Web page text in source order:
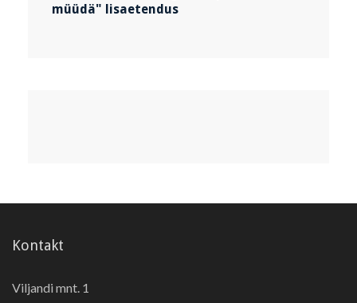
müüdä" lisaetendus
Kontakt
Viljandi mnt. 1